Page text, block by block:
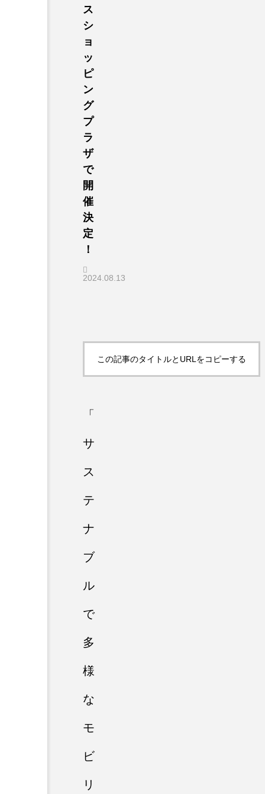
ス
シ
ョ
ッ
ピ
ン
グ
プ
ラ
ザ
で
開
催
決
定
！
2024.08.13
この記事のタイトルとURLをコピーする
「
サ
ス
テ
ナ
ブ
ル
で
多
様
な
モ
ビ
リ